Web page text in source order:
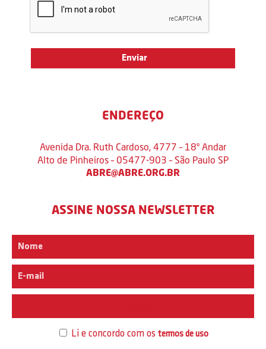
ENDEREÇO
Avenida Dra. Ruth Cardoso, 4777 – 18º Andar
Alto de Pinheiros – 05477-903 – São Paulo SP
ABRE@ABRE.ORG.BR
ASSINE NOSSA NEWSLETTER
Li e concordo com os termos de uso